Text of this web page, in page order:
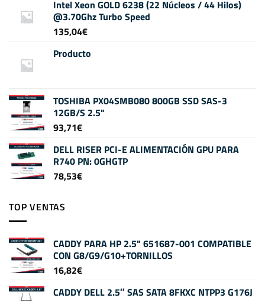
Intel Xeon GOLD 6238 (22 Núcleos / 44 Hilos)
@3.70Ghz Turbo Speed
135,04€
Producto
TOSHIBA PX04SMB080 800GB SSD SAS-3
12GB/S 2.5"
93,71€
DELL RISER PCI-E ALIMENTACIÓN GPU PARA
R740 PN: 0GHGTP
78,53€
TOP VENTAS
CADDY PARA HP 2.5" 651687-001 COMPATIBLE
CON G8/G9/G10+TORNILLOS
16,82€
CADDY DELL 2.5″ SAS SATA 8FKXC NTPP3 G176J